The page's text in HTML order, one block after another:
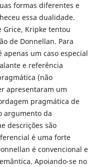
formas diferentes e
essa dualidade.
Grice, Kripke tentou
de Donnellan. Para
um caso especial
e referência
(não
apresentaram um
pragmática de
argumento da
descrições são
é uma forte
é convencional e
Apoiando-se no